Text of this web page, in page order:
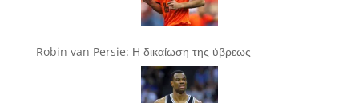
Robin van Persie: Η δικαίωση της ύβρεως